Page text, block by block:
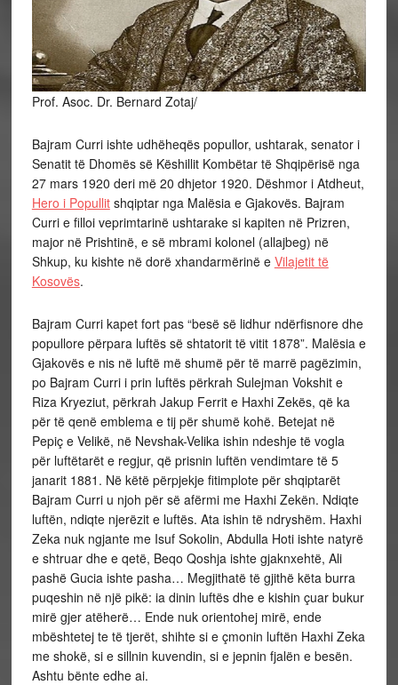
Prof. Asoc. Dr. Bernard Zotaj/
Bajram Curri ishte udhëheqës popullor, ushtarak, senator i
Senatit të Dhomës së Këshillit Kombëtar të Shqipërisë nga
27 mars 1920 deri më 20 dhjetor 1920. Dëshmor i Atdheut,
Hero i Popullitshqiptar nga Malësia e Gjakovës. Bajram
Curri e filloi veprimtarinë ushtarake si kapiten në Prizren,
major në Prishtinë, e së mbrami kolonel (allajbeg) në
Shkup, ku kishte në dorë xhandarmërinë e Vilajetit të
Kosovës.
Bajram Curri kapet fort pas “besë së lidhur ndërfisnore dhe
popullore përpara luftës së shtatorit të vitit 1878”. Malësia e
Gjakovës e nis në luftë më shumë për të marrë pagëzimin,
po Bajram Curri i prin luftës përkrah Sulejman Vokshit e
Riza Kryeziut, përkrah Jakup Ferrit e Haxhi Zekës, që ka
për të qenë emblema e tij për shumë kohë. Betejat në
Pepiç e Velikë, në Nevshak-Velika ishin ndeshje të vogla
për luftëtarët e regjur, që prisnin luftën vendimtare të 5
janarit 1881. Në këtë përpjekje fitimplote për shqiptarët
Bajram Curri u njoh për së afërmi me Haxhi Zekën. Ndiqte
luftën, ndiqte njerëzit e luftës. Ata ishin të ndryshëm. Haxhi
Zeka nuk ngjante me Isuf Sokolin, Abdulla Hoti ishte natyrë
e shtruar dhe e qetë, Beqo Qoshja ishte gjaknxehtë, Ali
pashë Gucia ishte pasha… Megjithatë të gjithë këta burra
puqeshin në një pikë: ia dinin luftës dhe e kishin çuar bukur
mirë gjer atëherë… Ende nuk orientohej mirë, ende
mbështetej te të tjerët, shihte si e çmonin luftën Haxhi Zeka
me shokë, si e sillnin kuvendin, si e jepnin fjalën e besën.
Ashtu bënte edhe ai.